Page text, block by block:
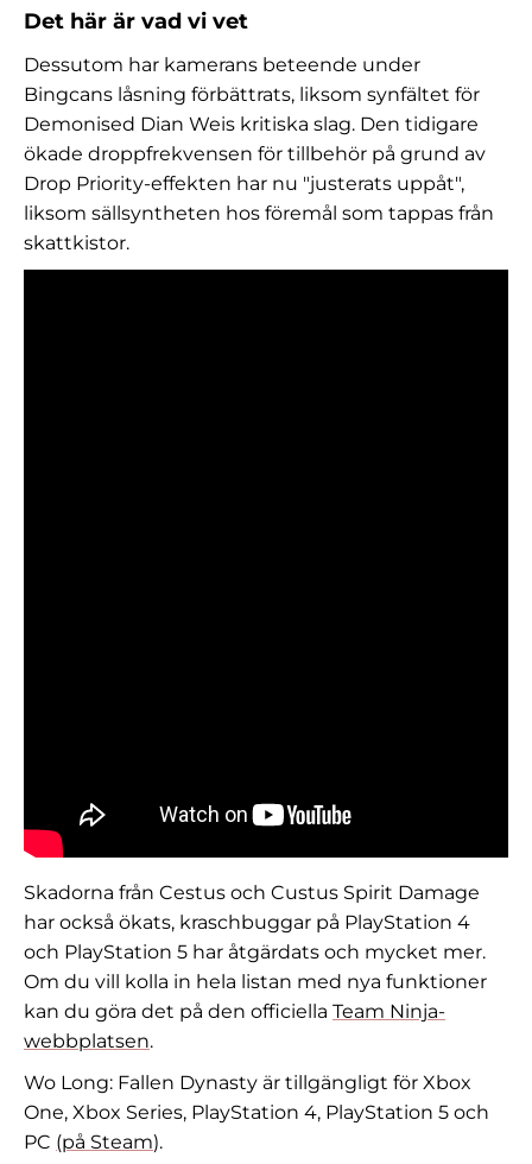
Det här är vad vi vet
Dessutom har kamerans beteende under
Bingcans låsning förbättrats, liksom synfältet för
Demonised Dian Weis kritiska slag. Den tidigare
ökade droppfrekvensen för tillbehör på grund av
Drop Priority-effekten har nu "justerats uppåt",
liksom sällsyntheten hos föremål som tappas från
skattkistor.
Skadorna från Cestus och Custus Spirit Damage
har också ökats, kraschbuggar på PlayStation 4
och PlayStation 5 har åtgärdats och mycket mer.
Om du vill kolla in hela listan med nya funktioner
kan du göra det på den officiella Team Ninja-
webbplatsen.
Wo Long: Fallen Dynasty är tillgängligt för Xbox
One, Xbox Series, PlayStation 4, PlayStation 5 och
PC (på Steam).